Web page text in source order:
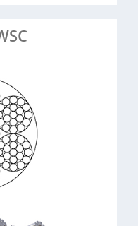
Material
&
mm)
Eigenschaften
Drahtseile